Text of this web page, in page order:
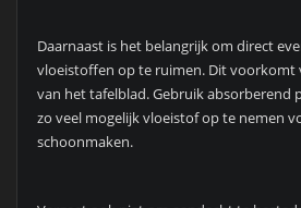
Daarnaast is het belangrijk om direct
vloeistoffen op te ruimen. Dit voorkomt
van het tafelblad. Gebruik absorberend
zo veel mogelijk vloeistof op te nemen
schoonmaken.